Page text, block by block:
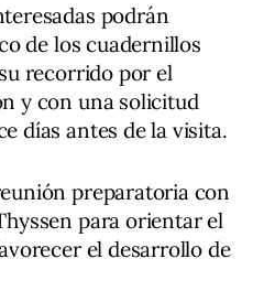
podrán
de los cuadernillos
recorrido por el
y con una solicitud
días antes de la visita.
preparatoria con
para orientar el
el desarrollo de